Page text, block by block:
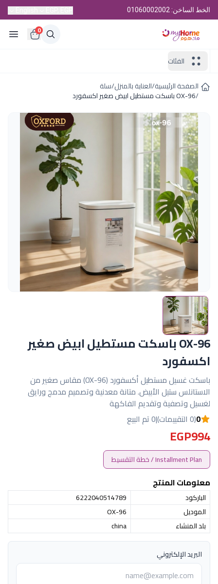
الخط الساخن: 01060002002
0
الفئات
الصفحة الرئيسية/العناية بالمنزل/سلة
/OX-96 باسكت مستطيل ابيض صغير اكسفورد
OX-96 باسكت مستطيل ابيض صغير
اكسفورد
باسكت غسيل مستطيل أكسفورد (OX-96) مقاس صغير من
الاستانلس ستيل الأبيض. متانة معدنية وتصميم مدمج ورايق
لغسيل وتصفية وتقديم الفاكهة
0(0 التقييمات) |0 تم البيع
EGP994
Installment Plan / خطة التقسيط
معلومات المنتج
الباركود
6222040514789
الموديل
OX-96
بلد المنشاء
china
البريد الإلكتروني